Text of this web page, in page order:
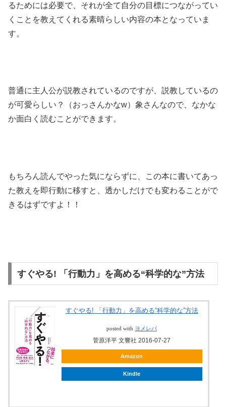
るためには必要で、それが全て自分の目標につながってい
くことを教えてくれる素晴らしい内容の本となっていま
す。
普通に主人公が説教されているのですが、説教しているの
が可愛らしい？（おっさんかなw）象さんなので、なかな
か面白く読むことができます。
もちろん読んでやった気にならずに、この本に書いてあっ
た教えを即行動に移すと、透かしだけでも変わることがで
きるはずですよ！！
すぐやる! 「行動力」を高める“科学的な”方法
すぐやる! 「行動力」を高める“科学的な”方法
posted with ヨメレバ
菅原洋平 文響社 2016-07-27
Amazon
Kindle